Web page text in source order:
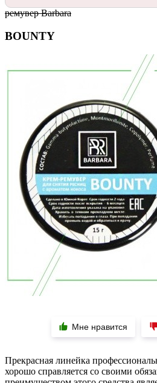
ремувер Barbara
BOUNTY
Мне нравится
Прекрасная линейка
хорошо справляется со своими